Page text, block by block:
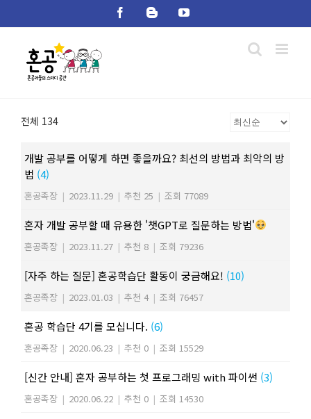
FacebookBloggerYouTube
전체 134
개발 공부를 어떻게 하면 좋을까요? 최선의 방법과 최악의 방
법 (4)
혼공족장 | 2023.11.29 | 추천 25 | 조회 77089
혼자 개발 공부할 때 유용한 '챗GPT로 질문하는 방법'
혼공족장 | 2023.11.27 | 추천 8 | 조회 79236
[자주 하는 질문] 혼공학습단 활동이 궁금해요! (10)
혼공족장 | 2023.01.03 | 추천 4 | 조회 76457
혼공 학습단 4기를 모십니다. (6)
혼공족장 | 2020.06.23 | 추천 0 | 조회 15529
[신간 안내] 혼자 공부하는 첫 프로그래밍 with 파이썬 (3)
혼공족장 | 2020.06.22 | 추천 0 | 조회 14530